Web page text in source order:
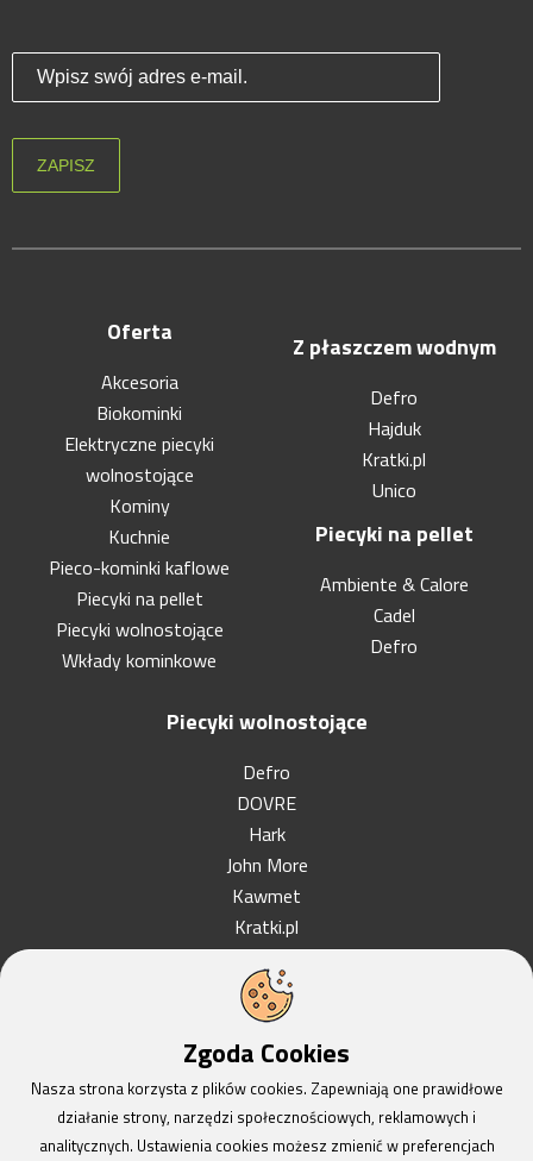
Oferta
Akcesoria
Biokominki
Elektryczne piecyki
wolnostojące
Kominy
Kuchnie
Pieco-kominki kaflowe
Piecyki na pellet
Piecyki wolnostojące
Wkłady kominkowe
Z płaszczem wodnym
Defro
Hajduk
Kratki.pl
Unico
Piecyki na pellet
Ambiente & Calore
Cadel
Defro
Piecyki wolnostojące
Defro
DOVRE
Hark
John More
Kawmet
Kratki.pl
La Nordica
Romotop
Unico
2021 - 2026
Zgoda Cookies
Nasza strona korzysta z plików cookies. Zapewniają one prawidłowe
działanie strony, narzędzi społecznościowych, reklamowych i
analitycznych. Ustawienia cookies możesz zmienić w preferencjach